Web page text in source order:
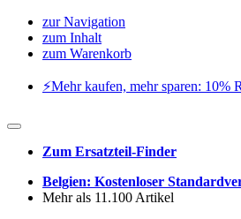
zur Navigation
zum Inhalt
zum Warenkorb
⚡️Mehr kaufen, mehr sparen: 10%
Zum Ersatzteil-Finder
Belgien: Kostenloser
Mehr als 11.100 Artikel